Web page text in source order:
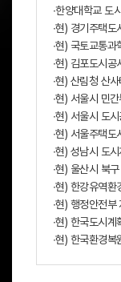
∙한양대학교 도
∙현) 경기주택도
∙현) 국토교통
∙현) 김포도시공
∙현) 산림청 산
∙현) 서울시 민
∙현) 서울시 도
∙현) 서울주택도
∙현) 성남시 도
∙현) 울산시 북
∙현) 한강유역환
∙현) 행정안전
∙현) 한국도시
∙현) 한국환경